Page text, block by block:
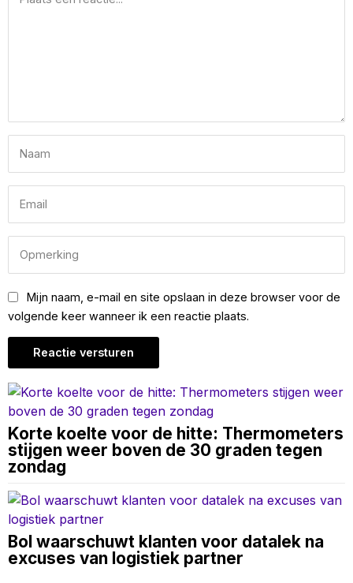
Mijn naam, e-mail en site opslaan in deze browser voor de
volgende keer wanneer ik een reactie plaats.
Korte koelte voor de hitte: Thermometers
stijgen weer boven de 30 graden tegen
zondag
Bol waarschuwt klanten voor datalek na
excuses van logistiek partner